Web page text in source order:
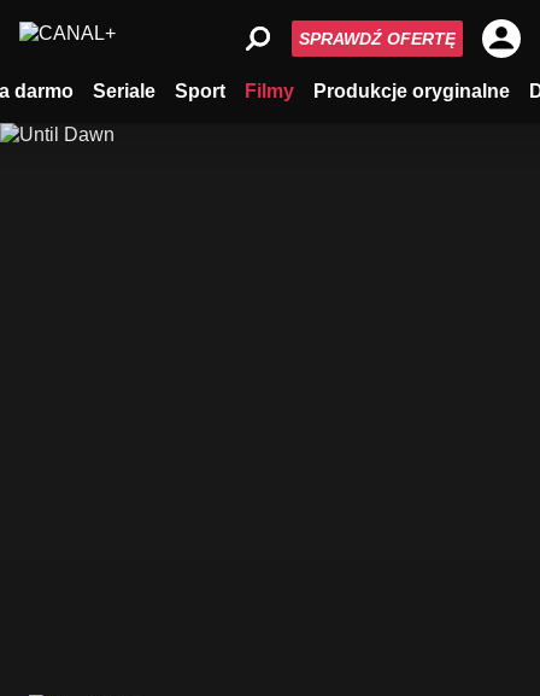
darmo Seriale Sport Filmy Produkcje oryginalne
SPRAWDŹ OFERTĘ